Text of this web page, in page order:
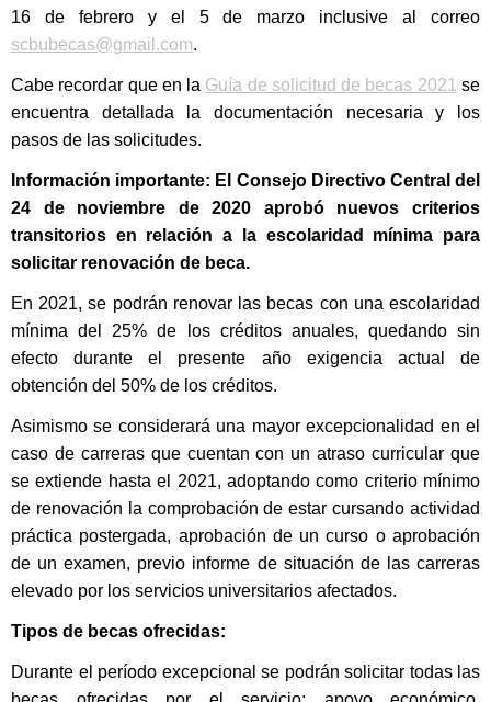
16 de febrero y el 5 de marzo inclusive al correo
scbubecas@gmail.com.
Cabe recordar que en la Guía de solicitud de becas 2021 se
encuentra detallada la documentación necesaria y los
pasos de las solicitudes.
Información importante: El Consejo Directivo Central del
24 de noviembre de 2020 aprobó nuevos criterios
transitorios en relación a la escolaridad mínima para
solicitar renovación de beca.
En 2021, se podrán renovar las becas con una escolaridad
mínima del 25% de los créditos anuales, quedando sin
efecto durante el presente año exigencia actual de
obtención del 50% de los créditos.
Asimismo se considerará una mayor excepcionalidad en el
caso de carreras que cuentan con un atraso curricular que
se extiende hasta el 2021, adoptando como criterio mínimo
de renovación la comprobación de estar cursando actividad
práctica postergada, aprobación de un curso o aprobación
de un examen, previo informe de situación de las carreras
elevado por los servicios universitarios afectados.
Tipos de becas ofrecidas:
Durante el período excepcional se podrán solicitar todas las